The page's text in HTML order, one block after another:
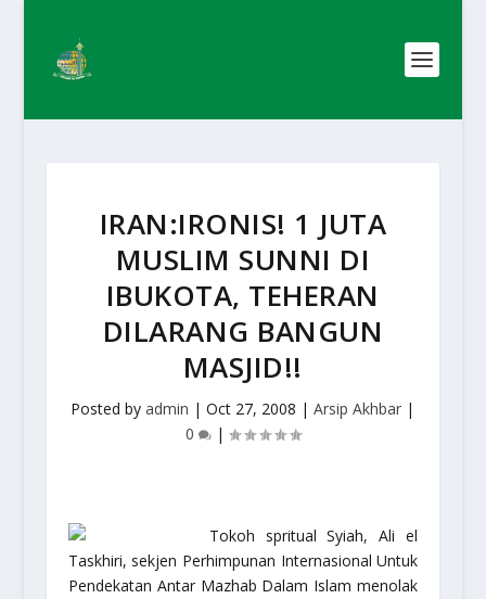
IRAN:IRONIS! 1 JUTA
MUSLIM SUNNI DI
IBUKOTA, TEHERAN
DILARANG BANGUN
MASJID!!
Posted byadmin |Oct 27, 2008 |Arsip Akhbar |
0
|
Tokoh spritual Syiah, Ali el
Taskhiri, sekjen Perhimpunan Internasional Untuk
Pendekatan Antar Mazhab Dalam Islam menolak